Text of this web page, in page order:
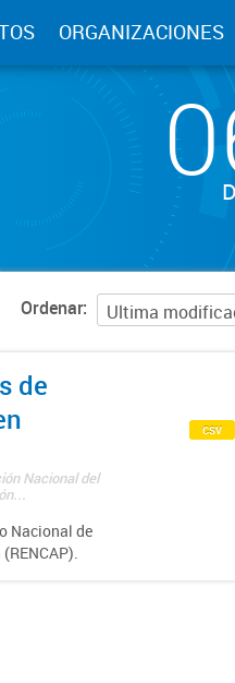
ORGANIZACIONES
Ordenar
de
Nacional del
Nacional de
csv